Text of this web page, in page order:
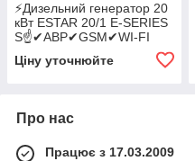
⚡️Дизельний генератор 20
кВт ESTAR 20/1 E-SERIES
S☝✔АВР✔GSM✔WI-FI
Ціну уточнюйте
Про нас
Працює з 17.03.2009